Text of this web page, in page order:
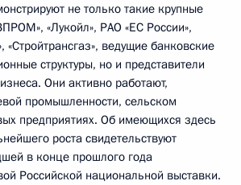
не только такие крупные
«Лукойл», РАО «ЕС России»,
«Стройтрансгаз», ведущие банковские
структуры, но и представители
Они активно работают,
промышленности, сельском
предприятиях. Об имеющихся здесь
роста свидетельствуют
в конце прошлого года
Российской национальной выставки.